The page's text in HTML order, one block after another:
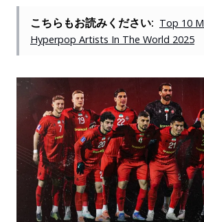
こちらもお読みください: Top 10
Hyperpop Artists In The World 2025